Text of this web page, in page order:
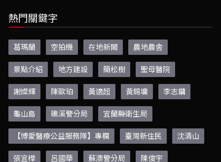
熱門關鍵字
葛瑪蘭 空拍機 在地新聞 農地農舍
景點介紹 地方建設 簡松樹 聖母醫院
謝燦輝 陳歐珀 黃適超 黃錫墉 李志鏞
龜山島 礁溪警分局 宜蘭縣衛生局
【博愛醫療公益服務隊】專欄 臺灣新住民 沈清山
張宜樺 呂國華 蘇澳警分局 陳俊宇